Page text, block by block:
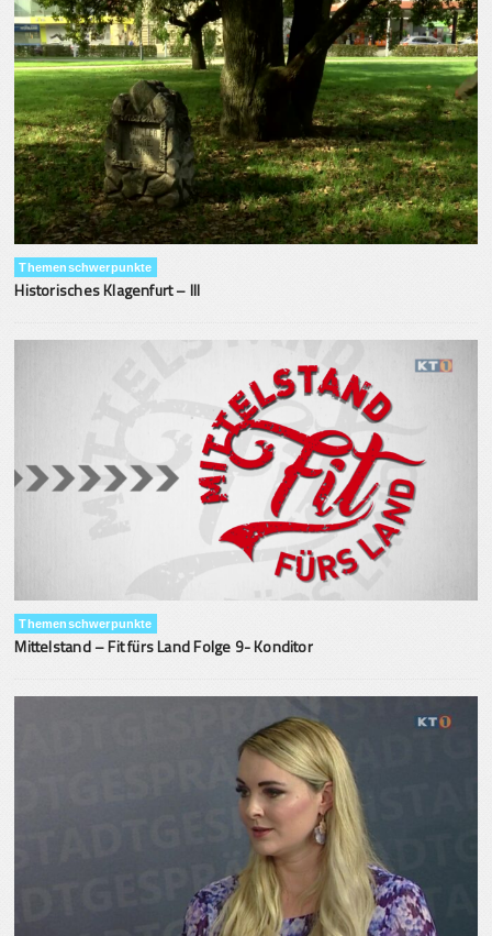
Themenschwerpunkte
Historisches Klagenfurt – III
Themenschwerpunkte
Mittelstand – Fit fürs Land Folge 9- Konditor